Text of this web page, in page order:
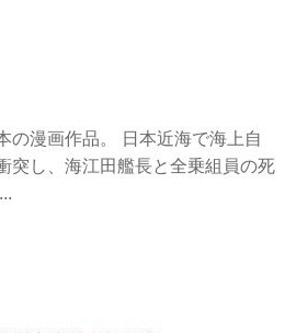
の漫画作品。 日本近海で海上自
突し、海江田艦長と全乗組員の死